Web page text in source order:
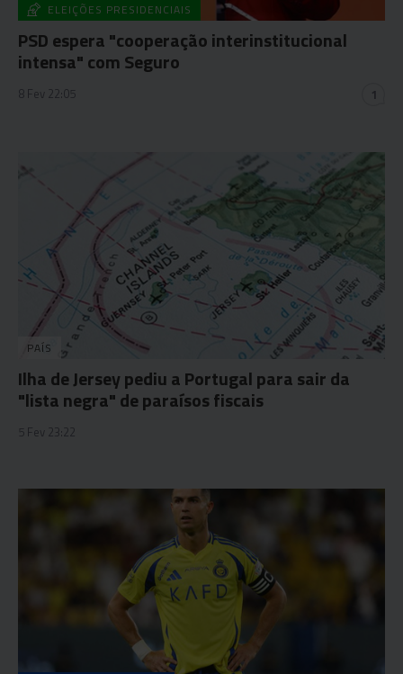
ELEIÇÕES PRESIDENCIAIS
PSD espera "cooperação interinstitucional
intensa" com Seguro
8 Fev 22:05 1
PAÍS
Ilha de Jersey pediu a Portugal para sair da
"lista negra" de paraísos fiscais
5 Fev 23:22